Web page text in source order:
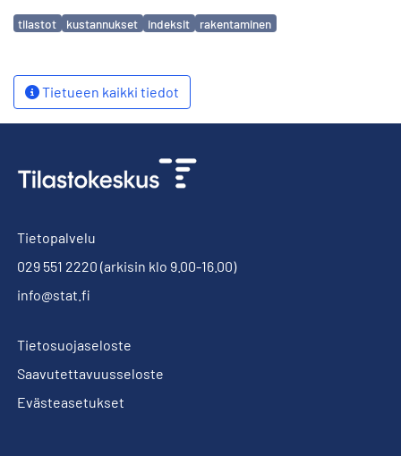
Avainsanat
tilastot kustannukset indeksit rakentaminen
Tietueen kaikki tiedot
Tietopalvelu
029 551 2220 (arkisin klo 9.00-16.00)
info@stat.fi
Tietosuojaseloste
Saavutettavuusseloste
Evästeasetukset